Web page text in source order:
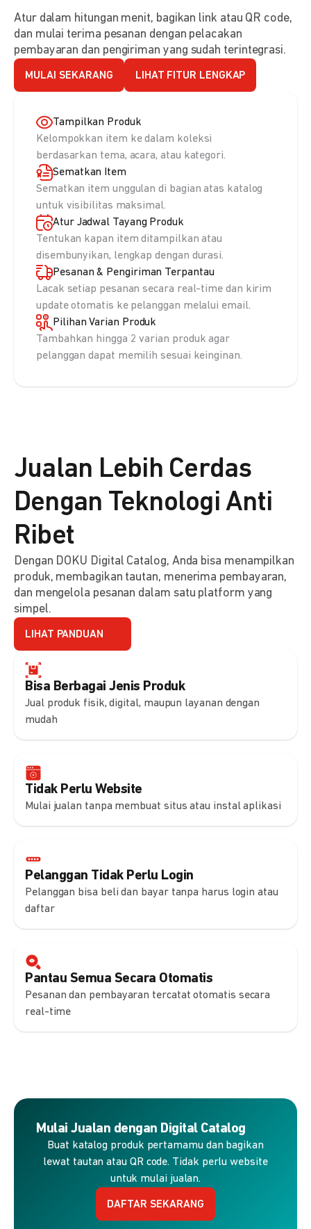
Atur dalam hitungan menit, bagikan link atau QR code,
dan mulai terima pesanan dengan pelacakan
pembayaran dan pengiriman yang sudah terintegrasi.
MULAI SEKARANG LIHAT FITUR LENGKAP
Tampilkan Produk
Kelompokkan item ke dalam koleksi
berdasarkan tema, acara, atau kategori.
Sematkan Item
Sematkan item unggulan di bagian atas katalog
untuk visibilitas maksimal.
Atur Jadwal Tayang Produk
Tentukan kapan item ditampilkan atau
disembunyikan, lengkap dengan durasi.
Pesanan & Pengiriman Terpantau
Lacak setiap pesanan secara real-time dan kirim
update otomatis ke pelanggan melalui email.
Pilihan Varian Produk
Tambahkan hingga 2 varian produk agar
pelanggan dapat memilih sesuai keinginan.
Bisa Berbagai Jenis Produk
Jual produk fisik, digital, maupun layanan dengan
mudah
Tidak Perlu Website
Mulai jualan tanpa membuat situs atau instal aplikasi
Pelanggan Tidak Perlu Login
Pelanggan bisa beli dan bayar tanpa harus login atau
daftar
Pantau Semua Secara Otomatis
Pesanan dan pembayaran tercatat otomatis secara
real-time
Jualan Lebih Cerdas
Dengan Teknologi Anti
Ribet
Dengan DOKU Digital Catalog, Anda bisa menampilkan
produk, membagikan tautan, menerima pembayaran,
dan mengelola pesanan dalam satu platform yang
simpel.
LIHAT PANDUAN
Mulai Jualan dengan Digital Catalog
Buat katalog produk pertamamu dan bagikan
lewat tautan atau QR code. Tidak perlu website
untuk mulai jualan.
DAFTAR SEKARANG